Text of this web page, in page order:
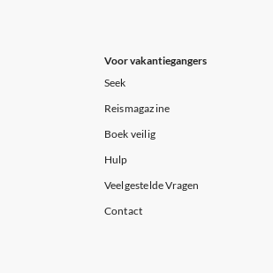
Voor vakantiegangers
Seek
Reismagazine
Boek veilig
Hulp
Veelgestelde Vragen
Contact